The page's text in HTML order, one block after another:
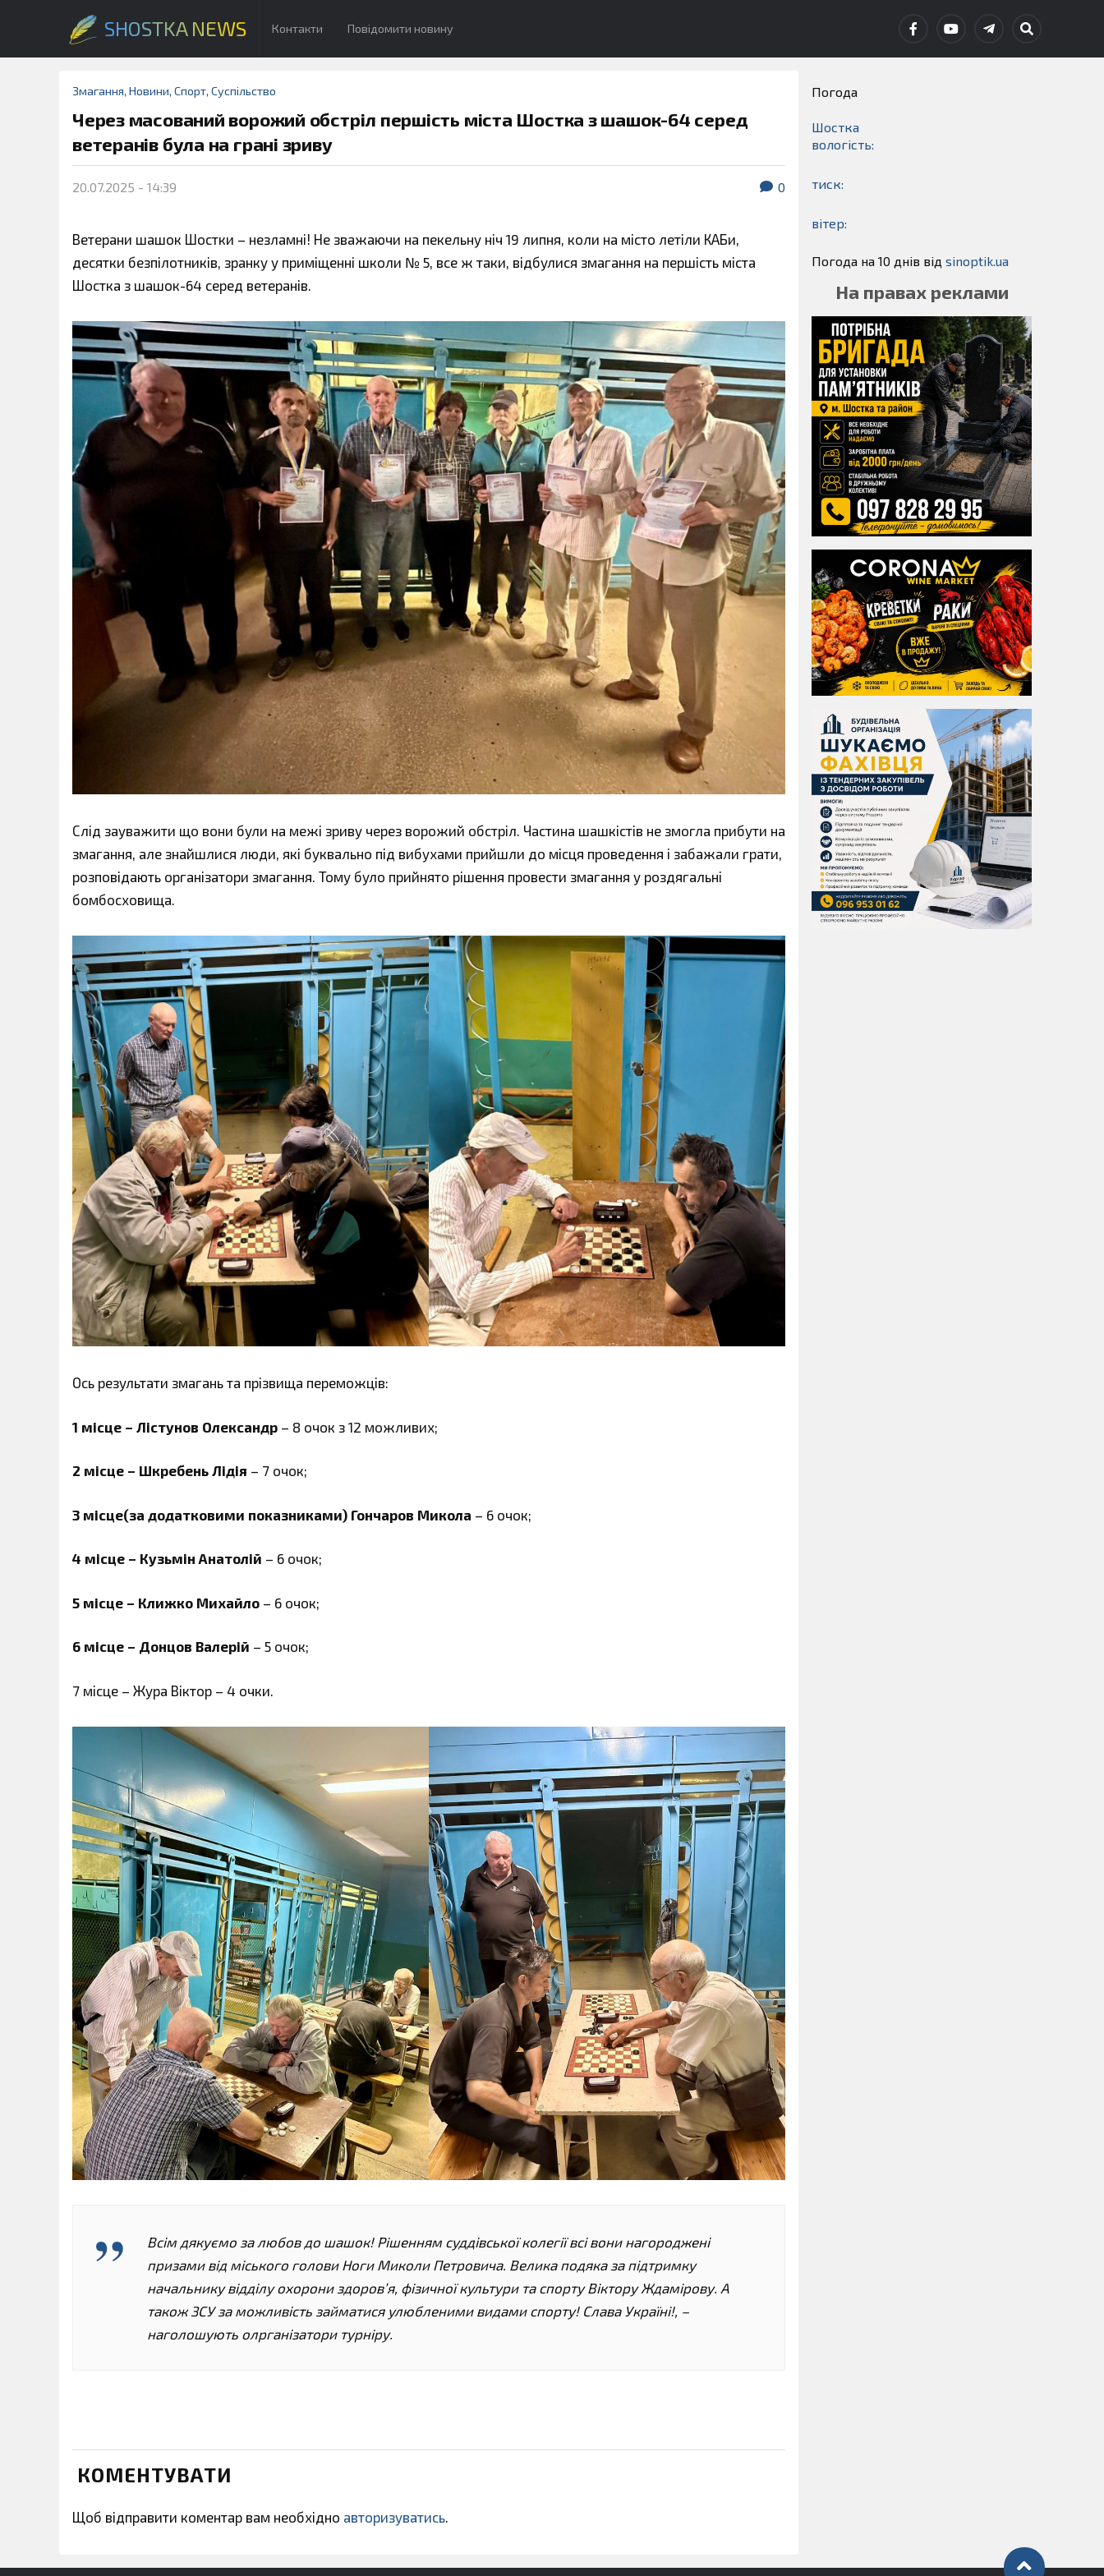
SHOSTKA NEWS Контакти Повідомити новину
Змагання, Новини, Спорт, Суспільство
Через масований ворожий обстріл першість міста Шостка з шашок-64 серед
ветеранів була на грані зриву
20.07.2025 - 14:39 0
Ветерани шашок Шостки – незламні! Не зважаючи на пекельну ніч 19 липня, коли на місто летіли КАБи,
десятки безпілотників, зранку у приміщенні школи № 5, все ж таки, відбулися змагання на першість міста
Шостка з шашок-64 серед ветеранів.
Слід зауважити що вони були на межі зриву через ворожий обстріл. Частина шашкістів не змогла прибути на
змагання, але знайшлися люди, які буквально під вибухами прийшли до місця проведення і забажали грати,
розповідають організатори змагання. Тому було прийнято рішення провести змагання у роздягальні
бомбосховища.
Ось результати змагань та прізвища переможців:
1 місце – Лістунов Олександр – 8 очок з 12 можливих;
2 місце – Шкребень Лідія – 7 очок;
3 місце(за додатковими показниками) Гончаров Микола – 6 очок;
4 місце – Кузьмін Анатолій – 6 очок;
5 місце – Клижко Михайло – 6 очок;
6 місце – Донцов Валерій – 5 очок;
7 місце – Жура Віктор – 4 очки.
Всім дякуємо за любов до шашок! Рішенням суддівської колегії всі вони нагороджені
призами від міського голови Ноги Миколи Петровича. Велика подяка за підтримку
начальнику відділу охорони здоров’я, фізичної культури та спорту Віктору Ждамірову. А
також ЗСУ за можливість займатися улюбленими видами спорту! Слава Україні!, –
наголошують олрганізатори турніру.
КОМЕНТУВАТИ
Щоб відправити коментар вам необхідно авторизуватись.
Погода
Шостка
вологість:
тиск:
вітер:
Погода на 10 днів від sinoptik.ua
На правах реклами